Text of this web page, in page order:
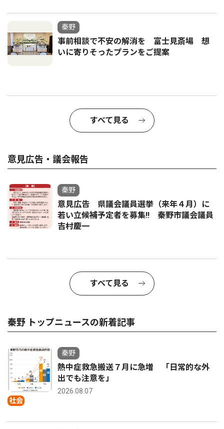
秦野
事前相談で不安の解消を 富士見斎場 想
いに寄りそったプランをご提案
すべて見る
意見広告・議会報告
秦野
意見広告 県議会議員選挙（来年４月）に
若い立候補予定者を募集‼ 秦野市議会議員
吉村慶一
すべて見る
秦野 トップニュースの新着記事
社会
秦野
熱中症救急搬送７月に急増 「日常的な外
出でも注意を」
2026.08.07